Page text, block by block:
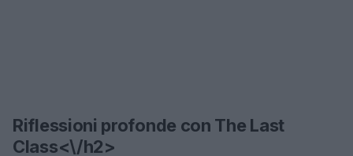
Riflessioni profonde con The Last
Class<\/h2>